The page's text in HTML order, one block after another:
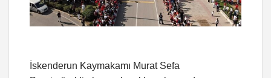
İskenderun Kaymakamı Murat Sefa